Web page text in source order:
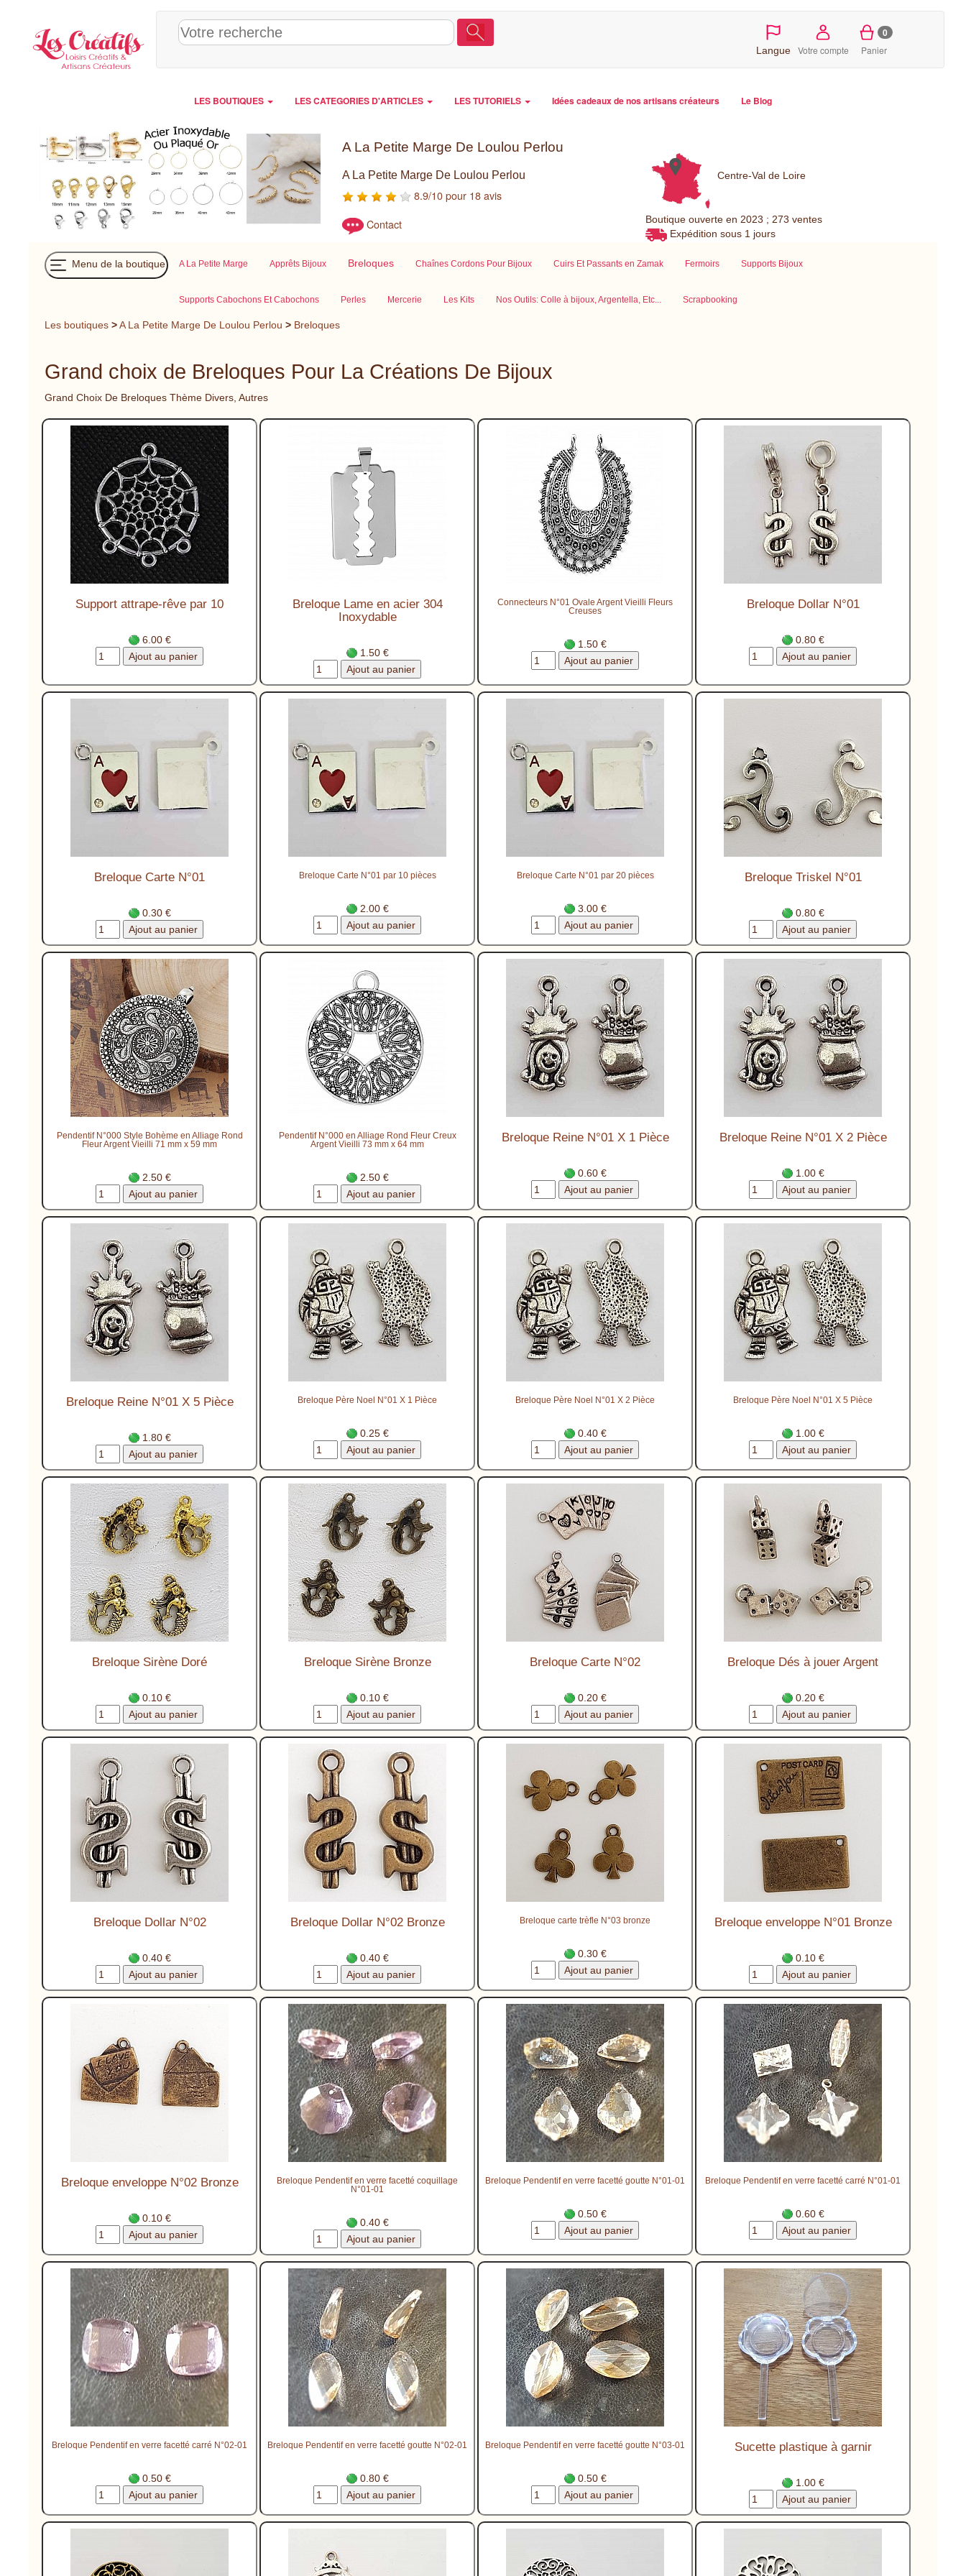
Langue Votre compte
0
Panier
LES BOUTIQUES LES CATEGORIES D'ARTICLES LES TUTORIELS Idées cadeaux de nos artisans créateurs Le Blog
A La Petite Marge De Loulou Perlou
A La Petite Marge De Loulou Perlou
8.9/10 pour 18 avis
Contact
Centre-Val de Loire
Boutique ouverte en 2023 ; 273 ventes
Expédition sous 1 jours
Menu de la boutique A La Petite Marge Apprêts Bijoux Breloques Chaînes Cordons Pour Bijoux Cuirs Et Passants en Zamak Fermoirs Supports Bijoux
Supports Cabochons Et Cabochons Perles Mercerie Les Kits Nos Outils: Colle à bijoux, Argentella, Etc... Scrapbooking
Les boutiques >A La Petite Marge De Loulou Perlou > Breloques
Grand choix de Breloques Pour La Créations De Bijoux
Grand Choix De Breloques Thème Divers, Autres
Support attrape-rêve par 10
6.00 €
Breloque Lame en acier 304
Inoxydable
1.50 €
Connecteurs N°01 Ovale Argent Vieilli Fleurs
Creuses
1.50 €
Breloque Dollar N°01
0.80 €
Breloque Carte N°01
0.30 €
Breloque Carte N°01 par 10 pièces
2.00 €
Breloque Carte N°01 par 20 pièces
3.00 €
Breloque Triskel N°01
0.80 €
Pendentif N°000 Style Bohème en Alliage Rond
Fleur Argent Vieilli 71 mm x 59 mm
2.50 €
Pendentif N°000 en Alliage Rond Fleur Creux
Argent Vieilli 73 mm x 64 mm
2.50 €
Breloque Reine N°01 X 1 Pièce
0.60 €
Breloque Reine N°01 X 2 Pièce
1.00 €
Breloque Reine N°01 X 5 Pièce
1.80 €
Breloque Père Noel N°01 X 1 Pièce
0.25 €
Breloque Père Noel N°01 X 2 Pièce
0.40 €
Breloque Père Noel N°01 X 5 Pièce
1.00 €
Breloque Sirène Doré
0.10 €
Breloque Sirène Bronze
0.10 €
Breloque Carte N°02
0.20 €
Breloque Dés à jouer Argent
0.20 €
Breloque Dollar N°02
0.40 €
Breloque Dollar N°02 Bronze
0.40 €
Breloque carte trèfle N°03 bronze
0.30 €
Breloque enveloppe N°01 Bronze
0.10 €
Breloque enveloppe N°02 Bronze
0.10 €
Breloque Pendentif en verre facetté coquillage
N°01-01
0.40 €
Breloque Pendentif en verre facetté goutte N°01-01
0.50 €
Breloque Pendentif en verre facetté carré N°01-01
0.60 €
Breloque Pendentif en verre facetté carré N°02-01
0.50 €
Breloque Pendentif en verre facetté goutte N°02-01
0.80 €
Breloque Pendentif en verre facetté goutte N°03-01
0.50 €
Sucette plastique à garnir
1.00 €